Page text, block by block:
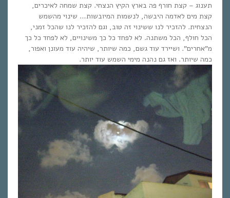
תענוג – קצת חורף פה בארץ הקיץ הנצחי. קצת שמחה לאיכרים,
קצת מים לאדמה היבשה, לנשמות המיובשות… שינוי מהשמש
הנצחית. להזכיר לנו ששינוי זה טוב, וגם להזכיר לנו שהכל זמני,
הכל חולף, הכל משתנה. לא לפחד כל כך משינויים, לא לפחד כל כך
מ”אחרים”. ושיירד עוד גשם, כמה שיותר, שיהיה עוד מעונן ואפור,
כמה שיותר. ואז גם נהנה מימי השמש עוד יותר.